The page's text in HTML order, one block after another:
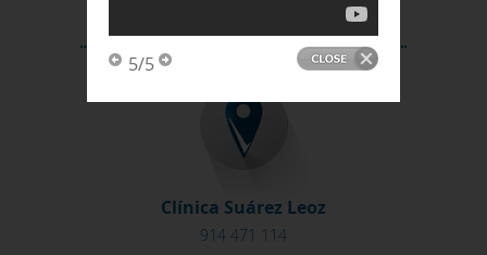
Clínica Suárez Leoz
914 471 114
5/5